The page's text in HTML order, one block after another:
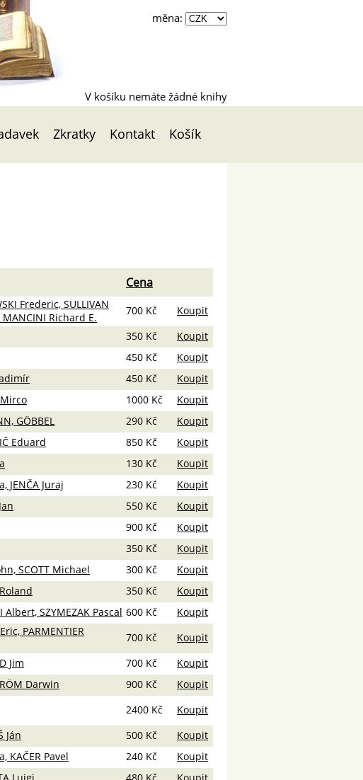
měna:
V košíku nemáte žádné knihy
Zkratky Kontakt Košík
Cena
Frederic, SULLIVAN
MANCINI Richard E.
700 Kč
Koupit
350 Kč
Koupit
450 Kč
Koupit
450 Kč
Koupit
Mirco 1000 Kč
Koupit
GÖBBEL 290 Kč
Koupit
Eduard 850 Kč
Koupit
130 Kč
Koupit
JENČA Juraj 230 Kč
Koupit
550 Kč
Koupit
900 Kč
Koupit
350 Kč
Koupit
SCOTT Michael 300 Kč
Koupit
350 Kč
Koupit
Albert, SZYMEZAK Pascal 600 Kč
Koupit
PARMENTIER
700 Kč
Koupit
Jim 700 Kč
Koupit
Darwin 900 Kč
Koupit
2400 Kč
Koupit
Ján 500 Kč
Koupit
KAČER Pavel 240 Kč
Koupit